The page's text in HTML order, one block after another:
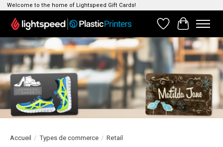
Welcome to the home of Lightspeed Gift Cards!
Liste de souhaits
Panier
Accueil / Types de commerce / Retail